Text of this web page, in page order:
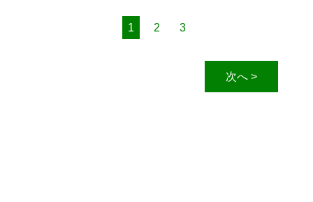
1 2 3
次へ >